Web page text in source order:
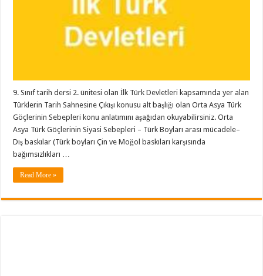
9. Sınıf tarih dersi 2. ünitesi olan İlk Türk Devletleri kapsamında yer alan
Türklerin Tarih Sahnesine Çıkışı konusu alt başlığı olan Orta Asya Türk
Göçlerinin Sebepleri konu anlatımını aşağıdan okuyabilirsiniz. Orta
Asya Türk Göçlerinin Siyasi Sebepleri – Türk Boyları arası mücadele–
Dış baskılar (Türk boyları Çin ve Moğol baskıları karşısında
bağımsızlıkları …
Read More »